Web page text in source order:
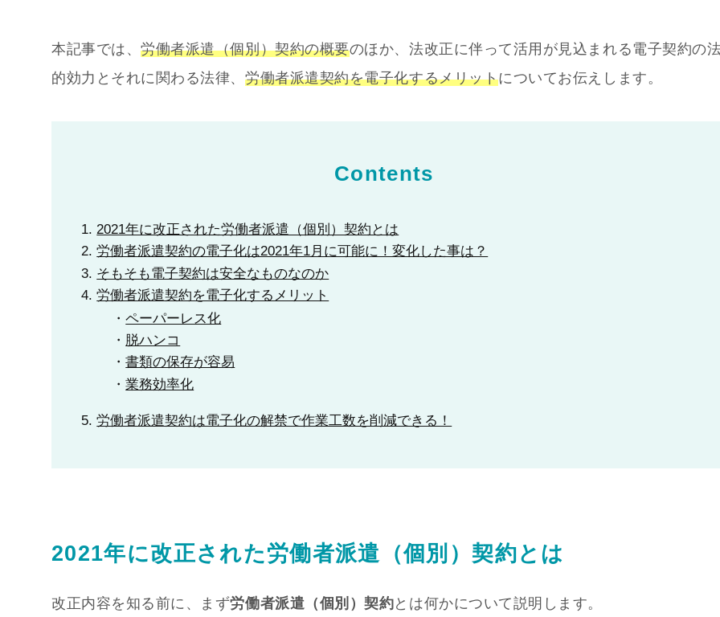
本記事では、労働者派遣（個別）契約の概要のほか、法改正に伴って活用が見込まれる電子契約の
的効力とそれに関わる法律、労働者派遣契約を電子化するメリットについてお伝えします。
Contents
2021年に改正された労働者派遣（個別）契約とは
労働者派遣契約の電子化は2021年1月に可能に！変化した事は？
そもそも電子契約は安全なものなのか
労働者派遣契約を電子化するメリット
ペーパーレス化
脱ハンコ
書類の保存が容易
業務効率化
労働者派遣契約は電子化の解禁で作業工数を削減できる！
2021年に改正された労働者派遣（個別）契約とは
改正内容を知る前に、まず労働者派遣（個別）契約とは何かについて説明します。